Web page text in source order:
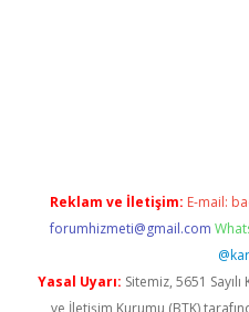
Reklam ve İletişim: E-mail:
forumhizmeti@gmail.com
Yasal Uyarı: Sitemiz, 5651
ve İletişim Kurumu (BTK)